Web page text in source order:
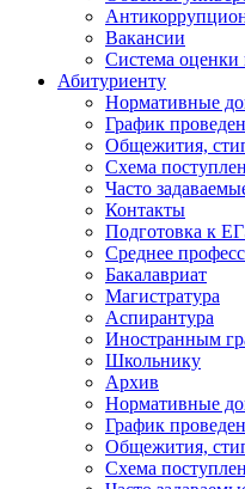
Вакансии
Система оценки
Абитуриенту
Нормативные
График
Общежития,
Схема
Часто
Контакты
Подготовка к
Среднее
Бакалавриат
Магистратура
Аспирантура
Иностранным
Школьнику
Архив
Нормативные
График
Общежития,
Схема